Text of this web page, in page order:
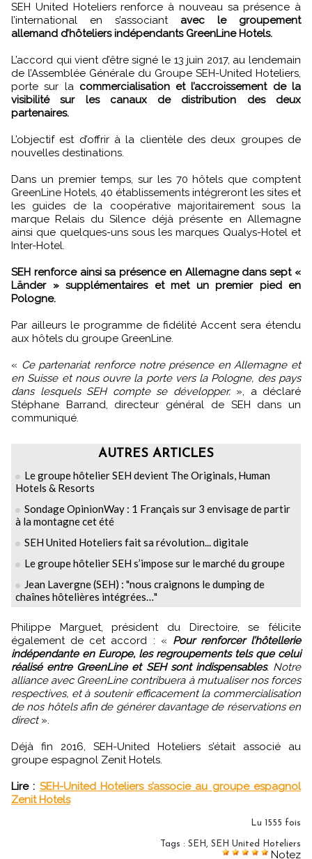
SEH United Hoteliers renforce à nouveau sa présence à
l’international en s’associant avec le groupement
allemand d’hôteliers indépendants GreenLine Hotels.
L’accord qui vient d’être signé le 13 juin 2017, au lendemain
de l’Assemblée Générale du Groupe SEH-United Hoteliers,
porte sur la commercialisation et l’accroissement de la
visibilité sur les canaux de distribution des deux
partenaires.
L’objectif est d’offrir à la clientèle des deux groupes de
nouvelles destinations.
Dans un premier temps, sur les 70 hôtels que comptent
GreenLine Hotels, 40 établissements intégreront les sites et
les guides de la coopérative majoritairement sous la
marque Relais du Silence déjà présente en Allemagne
ainsi que quelques-uns sous les marques Qualys-Hotel et
Inter-Hotel.
SEH renforce ainsi sa présence en Allemagne dans sept «
Länder » supplémentaires et met un premier pied en
Pologne.
Par ailleurs le programme de fidélité Accent sera étendu
aux hôtels du groupe GreenLine.
« Ce partenariat renforce notre présence en Allemagne et
en Suisse et nous ouvre la porte vers la Pologne, des pays
dans lesquels SEH compte se développer.», a déclaré
Stéphane Barrand, directeur général de SEH dans un
communiqué.
AUTRES ARTICLES
Le groupe hôtelier SEH devient The Originals, Human
Hotels & Resorts
Sondage OpinionWay : 1 Français sur 3 envisage de partir
à la montagne cet été
SEH United Hoteliers fait sa révolution... digitale
Le groupe hôtelier SEH s’impose sur le marché du groupe
Jean Lavergne (SEH) : "nous craignons le dumping de
chaînes hôtelières intégrées…"
Philippe Marguet, président du Directoire, se félicite
également de cet accord : « Pour renforcer l’hôtellerie
indépendante en Europe, les regroupements tels que celui
réalisé entre GreenLine et SEH sont indispensables. Notre
alliance avec GreenLine contribuera à mutualiser nos forces
respectives, et à soutenir efficacement la commercialisation
de nos hôtels afin de générer davantage de réservations en
direct».
Déjà fin 2016, SEH-United Hoteliers s’était associé au
groupe espagnol Zenit Hotels.
Lire : SEH-United Hoteliers s’associe au groupe espagnol
Zenit Hotels
Lu 1555 fois
Tags : SEH, SEH United Hoteliers
Notez